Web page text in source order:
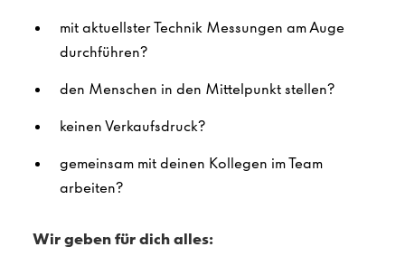
mit aktuellster Technik Messungen am Auge
durchführen?
den Menschen in den Mittelpunkt stellen?
keinen Verkaufsdruck?
gemeinsam mit deinen Kollegen im Team
arbeiten?
Wir geben für dich alles: